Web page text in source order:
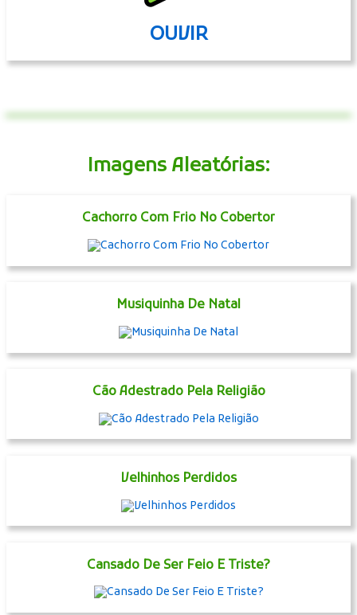
OUVIR
Imagens Aleatórias:
Cachorro Com Frio No Cobertor
Musiquinha De Natal
Cão Adestrado Pela Religião
Velhinhos Perdidos
Cansado De Ser Feio E Triste?